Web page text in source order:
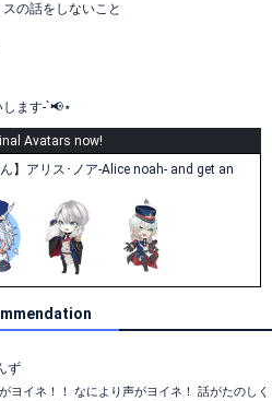
の話をしないこと
ます-`📢⋆
Avatars now!
】アリス･ノア‐Alice noah- and get an
ず
ヨイネ！！ なにより声がヨイネ！ 話がたのしく